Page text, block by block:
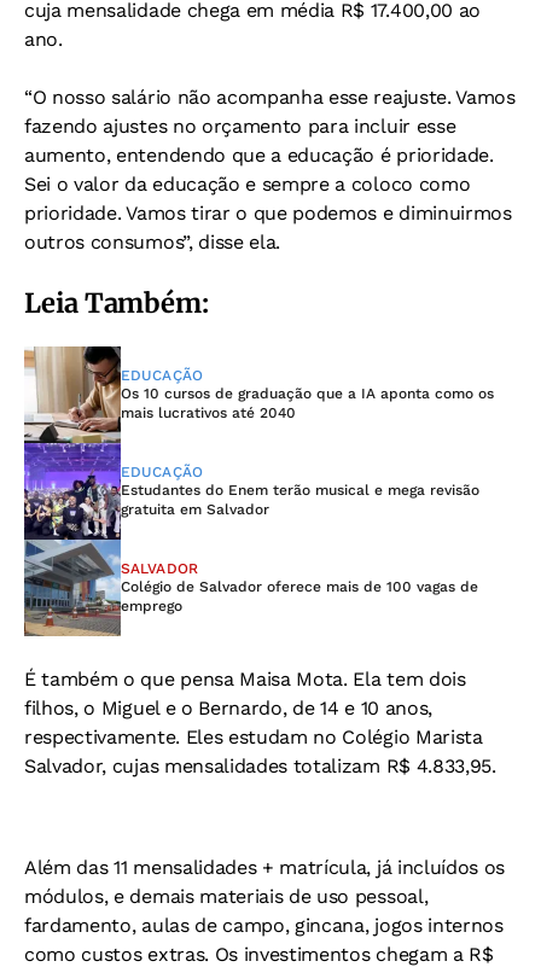
cuja mensalidade chega em média R$ 17.400,00 ao
ano.
“O nosso salário não acompanha esse reajuste. Vamos
fazendo ajustes no orçamento para incluir esse
aumento, entendendo que a educação é prioridade.
Sei o valor da educação e sempre a coloco como
prioridade. Vamos tirar o que podemos e diminuirmos
outros consumos”, disse ela.
Leia Também:
EDUCAÇÃO
Os 10 cursos de graduação que a IA aponta como os
mais lucrativos até 2040
EDUCAÇÃO
Estudantes do Enem terão musical e mega revisão
gratuita em Salvador
SALVADOR
Colégio de Salvador oferece mais de 100 vagas de
emprego
É também o que pensa Maisa Mota. Ela tem dois
filhos, o Miguel e o Bernardo, de 14 e 10 anos,
respectivamente. Eles estudam no Colégio Marista
Salvador, cujas mensalidades totalizam R$ 4.833,95.
Além das 11 mensalidades + matrícula, já incluídos os
módulos, e demais materiais de uso pessoal,
fardamento, aulas de campo, gincana, jogos internos
como custos extras. Os investimentos chegam a R$